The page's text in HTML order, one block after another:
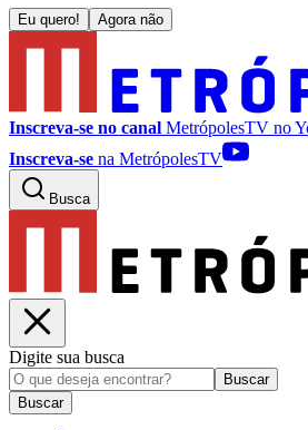
Eu quero! Agora não
Inscreva-se no canal MetrópolesTV no
Inscreva-se na MetrópolesTV
Busca
Digite sua busca
Buscar
Buscar